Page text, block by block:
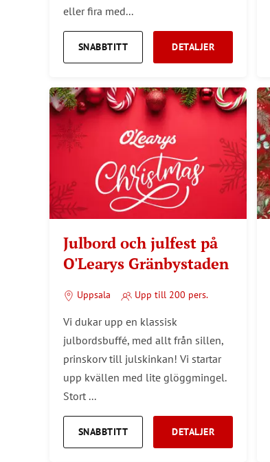
eller fira med...
SNABBTITT DETALJER
Julbord och julfest på
O'Learys Gränbystaden
Uppsala Upp till 200 pers.
Vi dukar upp en klassisk
julbordsbuffé, med allt från sillen,
prinskorv till julskinkan! Vi startar
upp kvällen med lite glöggmingel.
Stort ...
SNABBTITT DETALJER